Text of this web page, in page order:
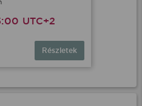
UTC+2
Részletek